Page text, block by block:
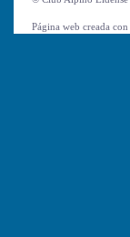
Página web creada con